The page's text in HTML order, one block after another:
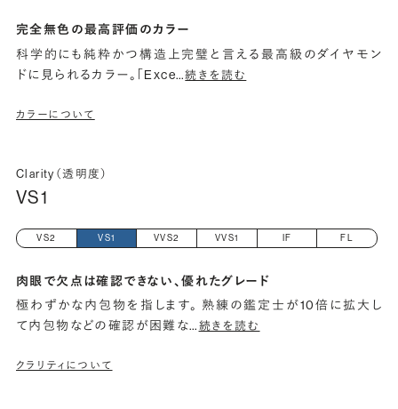
完全無色の最高評価のカラー
科学的にも純粋かつ構造上完璧と言える最高級のダイヤモン
ドに見られるカラー。「Exce…続きを読む
カラーについて
Clarity（透明度）
VS1
VS2 VS1 VVS2 VVS1 IF FL
肉眼で欠点は確認できない、優れたグレード
極わずかな内包物を指します。 熟練の鑑定士が10倍に拡大し
て内包物などの確認が困難な… 続きを読む
クラリティについて